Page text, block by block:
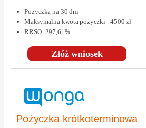
Złóż wniosek
Pożyczka na 30 dni
Maksymalna kwota pożyczki - 4500 zł
RRSO: 297,61%
Pożyczka krótkoterminowa